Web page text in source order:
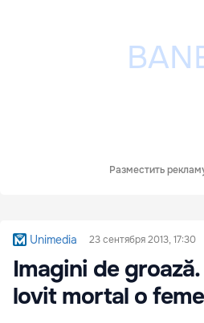
Разместить
Unimedia 23 сентября 2013, 17:30
Imagini de
lovit mortal o